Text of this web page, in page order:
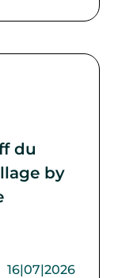
du
by
16|07|2026